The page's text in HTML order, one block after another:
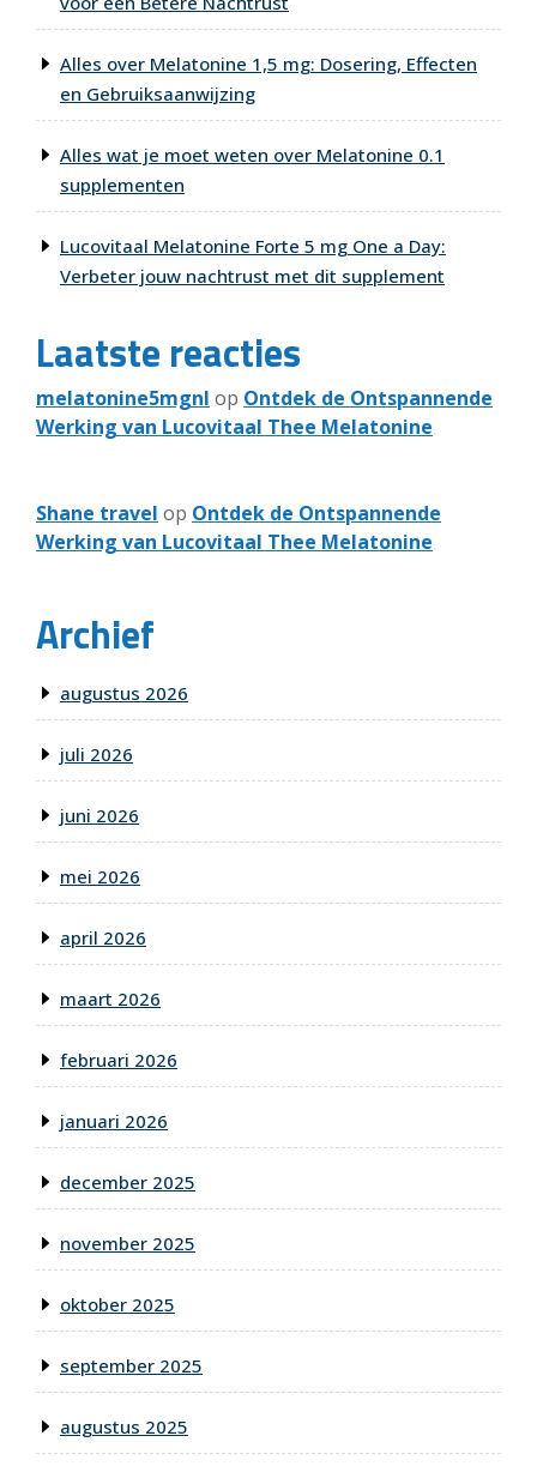
Alles over Melatonine 1,5 mg: Dosering, Effecten
en Gebruiksaanwijzing
Alles wat je moet weten over Melatonine 0.1
supplementen
Lucovitaal Melatonine Forte 5 mg One a Day:
Verbeter jouw nachtrust met dit supplement
Laatste reacties
melatonine5mgnl op Ontdek de Ontspannende
Werking van Lucovitaal Thee Melatonine
Shane travel op Ontdek de Ontspannende
Werking van Lucovitaal Thee Melatonine
Archief
augustus 2026
juli 2026
juni 2026
mei 2026
april 2026
maart 2026
februari 2026
januari 2026
december 2025
november 2025
oktober 2025
september 2025
augustus 2025